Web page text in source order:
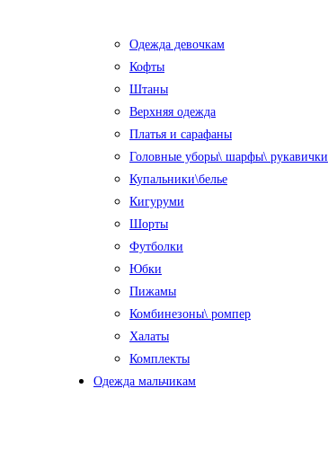
Одежда девочкам
Кофты
Штаны
Верхняя одежда
Платья и сарафаны
Головные уборы\ шарфы\ рукавички
Купальники\белье
Кигуруми
Шорты
Футболки
Юбки
Пижамы
Комбинезоны\ ромпер
Халаты
Комплекты
Одежда мальчикам